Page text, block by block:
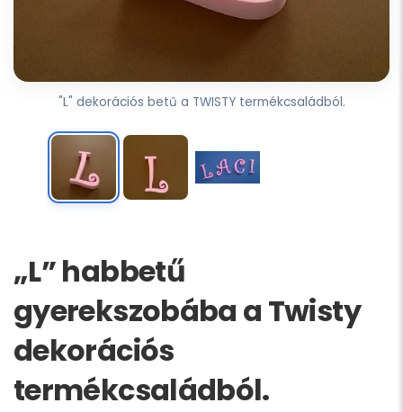
"L" dekorációs betű a TWISTY termékcsaládból.
„L” habbetű
gyerekszobába a Twisty
dekorációs
termékcsaládból.